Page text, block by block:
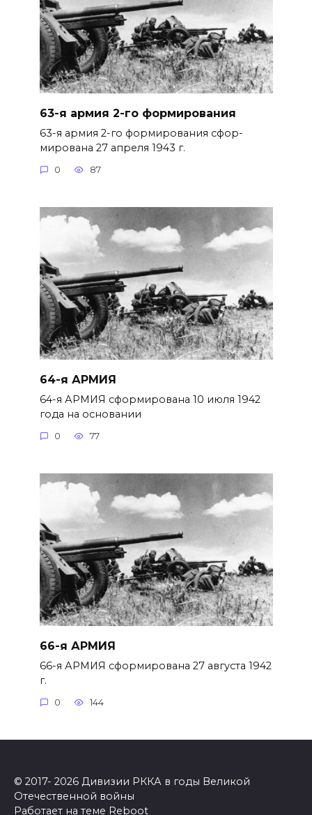
63-я армия 2-го формирования
63-я армия 2-го формирования сфор­
мирована 27 апреля 1943 г.
0 87
64-я АРМИЯ
64-я АРМИЯ сформирована 10 июля 1942
года на основании
0 77
66-я АРМИЯ
66-я АРМИЯ сформирована 27 авгу­ста 1942
г.
0 144
© 2017- 2026 Дивизии РККА в годы Великой
Отечественной войны
Работает на теме Reboot